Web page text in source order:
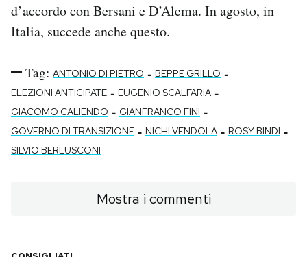
d’accordo con Bersani e D’Alema. In agosto, in
Italia, succede anche questo.
Tag: ANTONIO DI PIETRO - BEPPE GRILLO -
ELEZIONI ANTICIPATE - EUGENIO SCALFARIA -
GIACOMO CALIENDO - GIANFRANCO FINI -
GOVERNO DI TRANSIZIONE - NICHI VENDOLA - ROSY BINDI -
SILVIO BERLUSCONI
Mostra i commenti